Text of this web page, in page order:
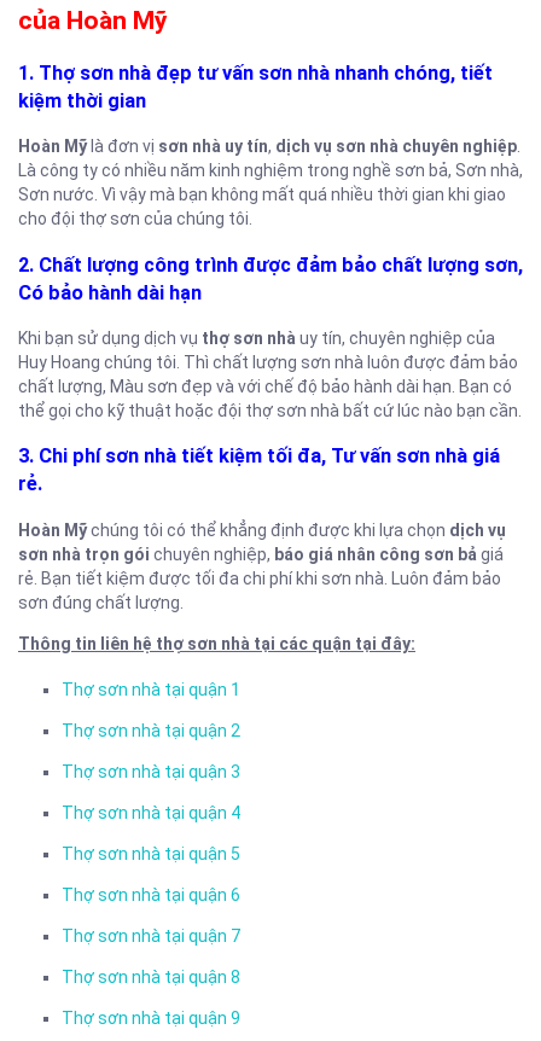
của Hoàn Mỹ
1. Thợ sơn nhà đẹp tư vấn sơn nhà nhanh chóng, tiết
kiệm thời gian
Hoàn Mỹlà đơn vị sơn nhà uy tín, dịch vụ sơn nhà chuyên nghiệp.
Là công ty có nhiều năm kinh nghiệm trong nghề sơn bả, Sơn nhà,
Sơn nước. Vì vậy mà bạn không mất quá nhiều thời gian khi giao
cho đội thợ sơn của chúng tôi.
2. Chất lượng công trình được đảm bảo chất lượng sơn,
Có bảo hành dài hạn
Khi bạn sử dụng dịch vụ thợ sơn nhà uy tín, chuyên nghiệp của
Huy Hoang chúng tôi. Thì chất lượng sơn nhà luôn được đảm bảo
chất lượng, Màu sơn đẹp và với chế độ bảo hành dài hạn. Bạn có
thể gọi cho kỹ thuật hoặc đội thợ sơn nhà bất cứ lúc nào bạn cần.
3. Chi phí sơn nhà tiết kiệm tối đa, Tư vấn sơn nhà giá
rẻ.
Hoàn Mỹchúng tôi có thể khẳng định được khi lựa chọn dịch vụ
sơn nhà trọn gói chuyên nghiệp, báo giá nhân công sơn bả giá
rẻ. Bạn tiết kiệm được tối đa chi phí khi sơn nhà. Luôn đảm bảo
sơn đúng chất lượng.
Thông tin liên hệ thợ sơn nhà tại các quận tại đây:
Thợ sơn nhà tại quận 1
Thợ sơn nhà tại quận 2
Thợ sơn nhà tại quận 3
Thợ sơn nhà tại quận 4
Thợ sơn nhà tại quận 5
Thợ sơn nhà tại quận 6
Thợ sơn nhà tại quận 7
Thợ sơn nhà tại quận 8
Thợ sơn nhà tại quận 9